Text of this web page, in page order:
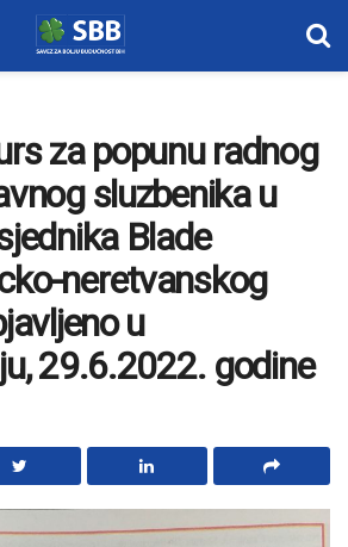
za popunu radnog
sluzbenika u
Blade
neretvanskog
u
29.6.2022. godine